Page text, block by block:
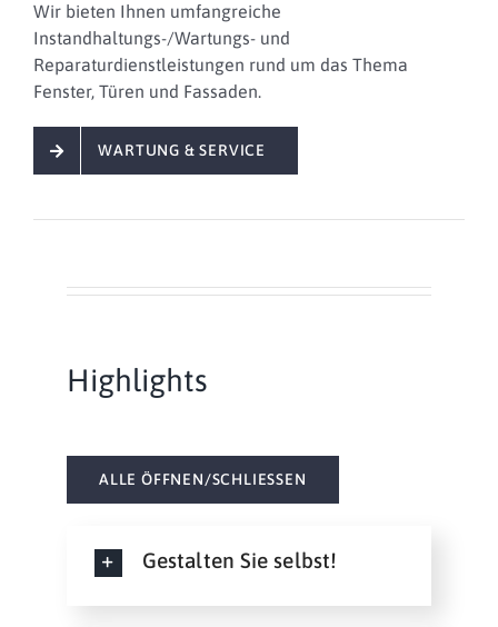
Wir bieten Ihnen umfangreiche
Instandhaltungs-/Wartungs- und
Reparaturdienstleistungen rund um das Thema
Fenster, Türen und Fassaden.
WARTUNG & SERVICE
Highlights
ALLE ÖFFNEN/SCHLIESSEN
Gestalten Sie selbst!